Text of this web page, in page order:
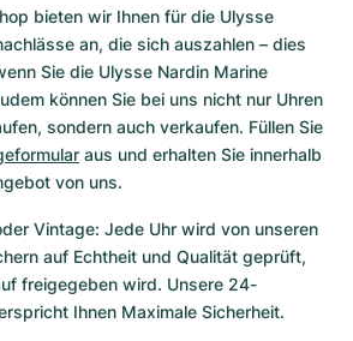
bieten wir Ihnen für die Ulysse
an, die sich auszahlen – dies
Sie die Ulysse Nardin Marine
können Sie bei uns nicht nur Uhren
sondern auch verkaufen. Füllen Sie
aus und erhalten Sie innerhalb
von uns.
Vintage: Jede Uhr wird von unseren
auf Echtheit und Qualität geprüft,
freigegeben wird. Unsere 24-
Ihnen Maximale Sicherheit.